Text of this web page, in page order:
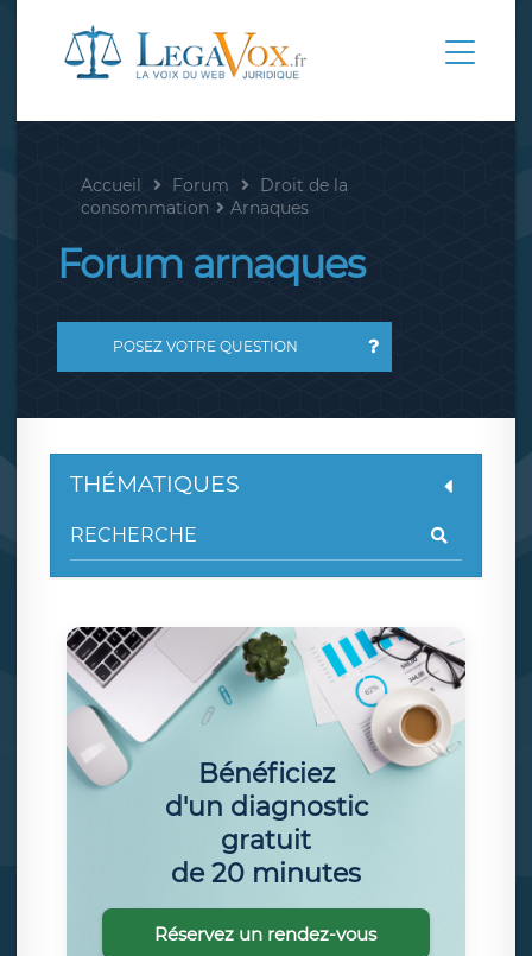
Accueil Forum
Droit de la
consommation
Arnaques
Forum arnaques
POSEZ VOTRE QUESTION
THÉMATIQUES
Bénéficiez
d'un diagnostic
gratuit
de 20 minutes
Réservez un rendez-vous